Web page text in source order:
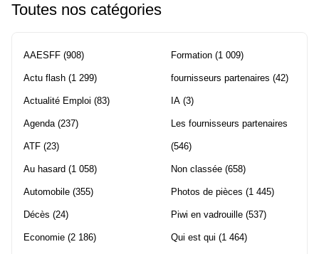
Toutes nos catégories
AAESFF (908)
Actu flash (1 299)
Actualité Emploi (83)
Agenda(237)
ATF (23)
Au hasard (1 058)
Automobile (355)
Décès (24)
Economie (2 186)
Formation (1 009)
fournisseurs partenaires (42)
IA (3)
Les fournisseurs partenaires
(546)
Non classée (658)
Photos de pièces (1 445)
Piwi en vadrouille (537)
Qui est qui (1 464)